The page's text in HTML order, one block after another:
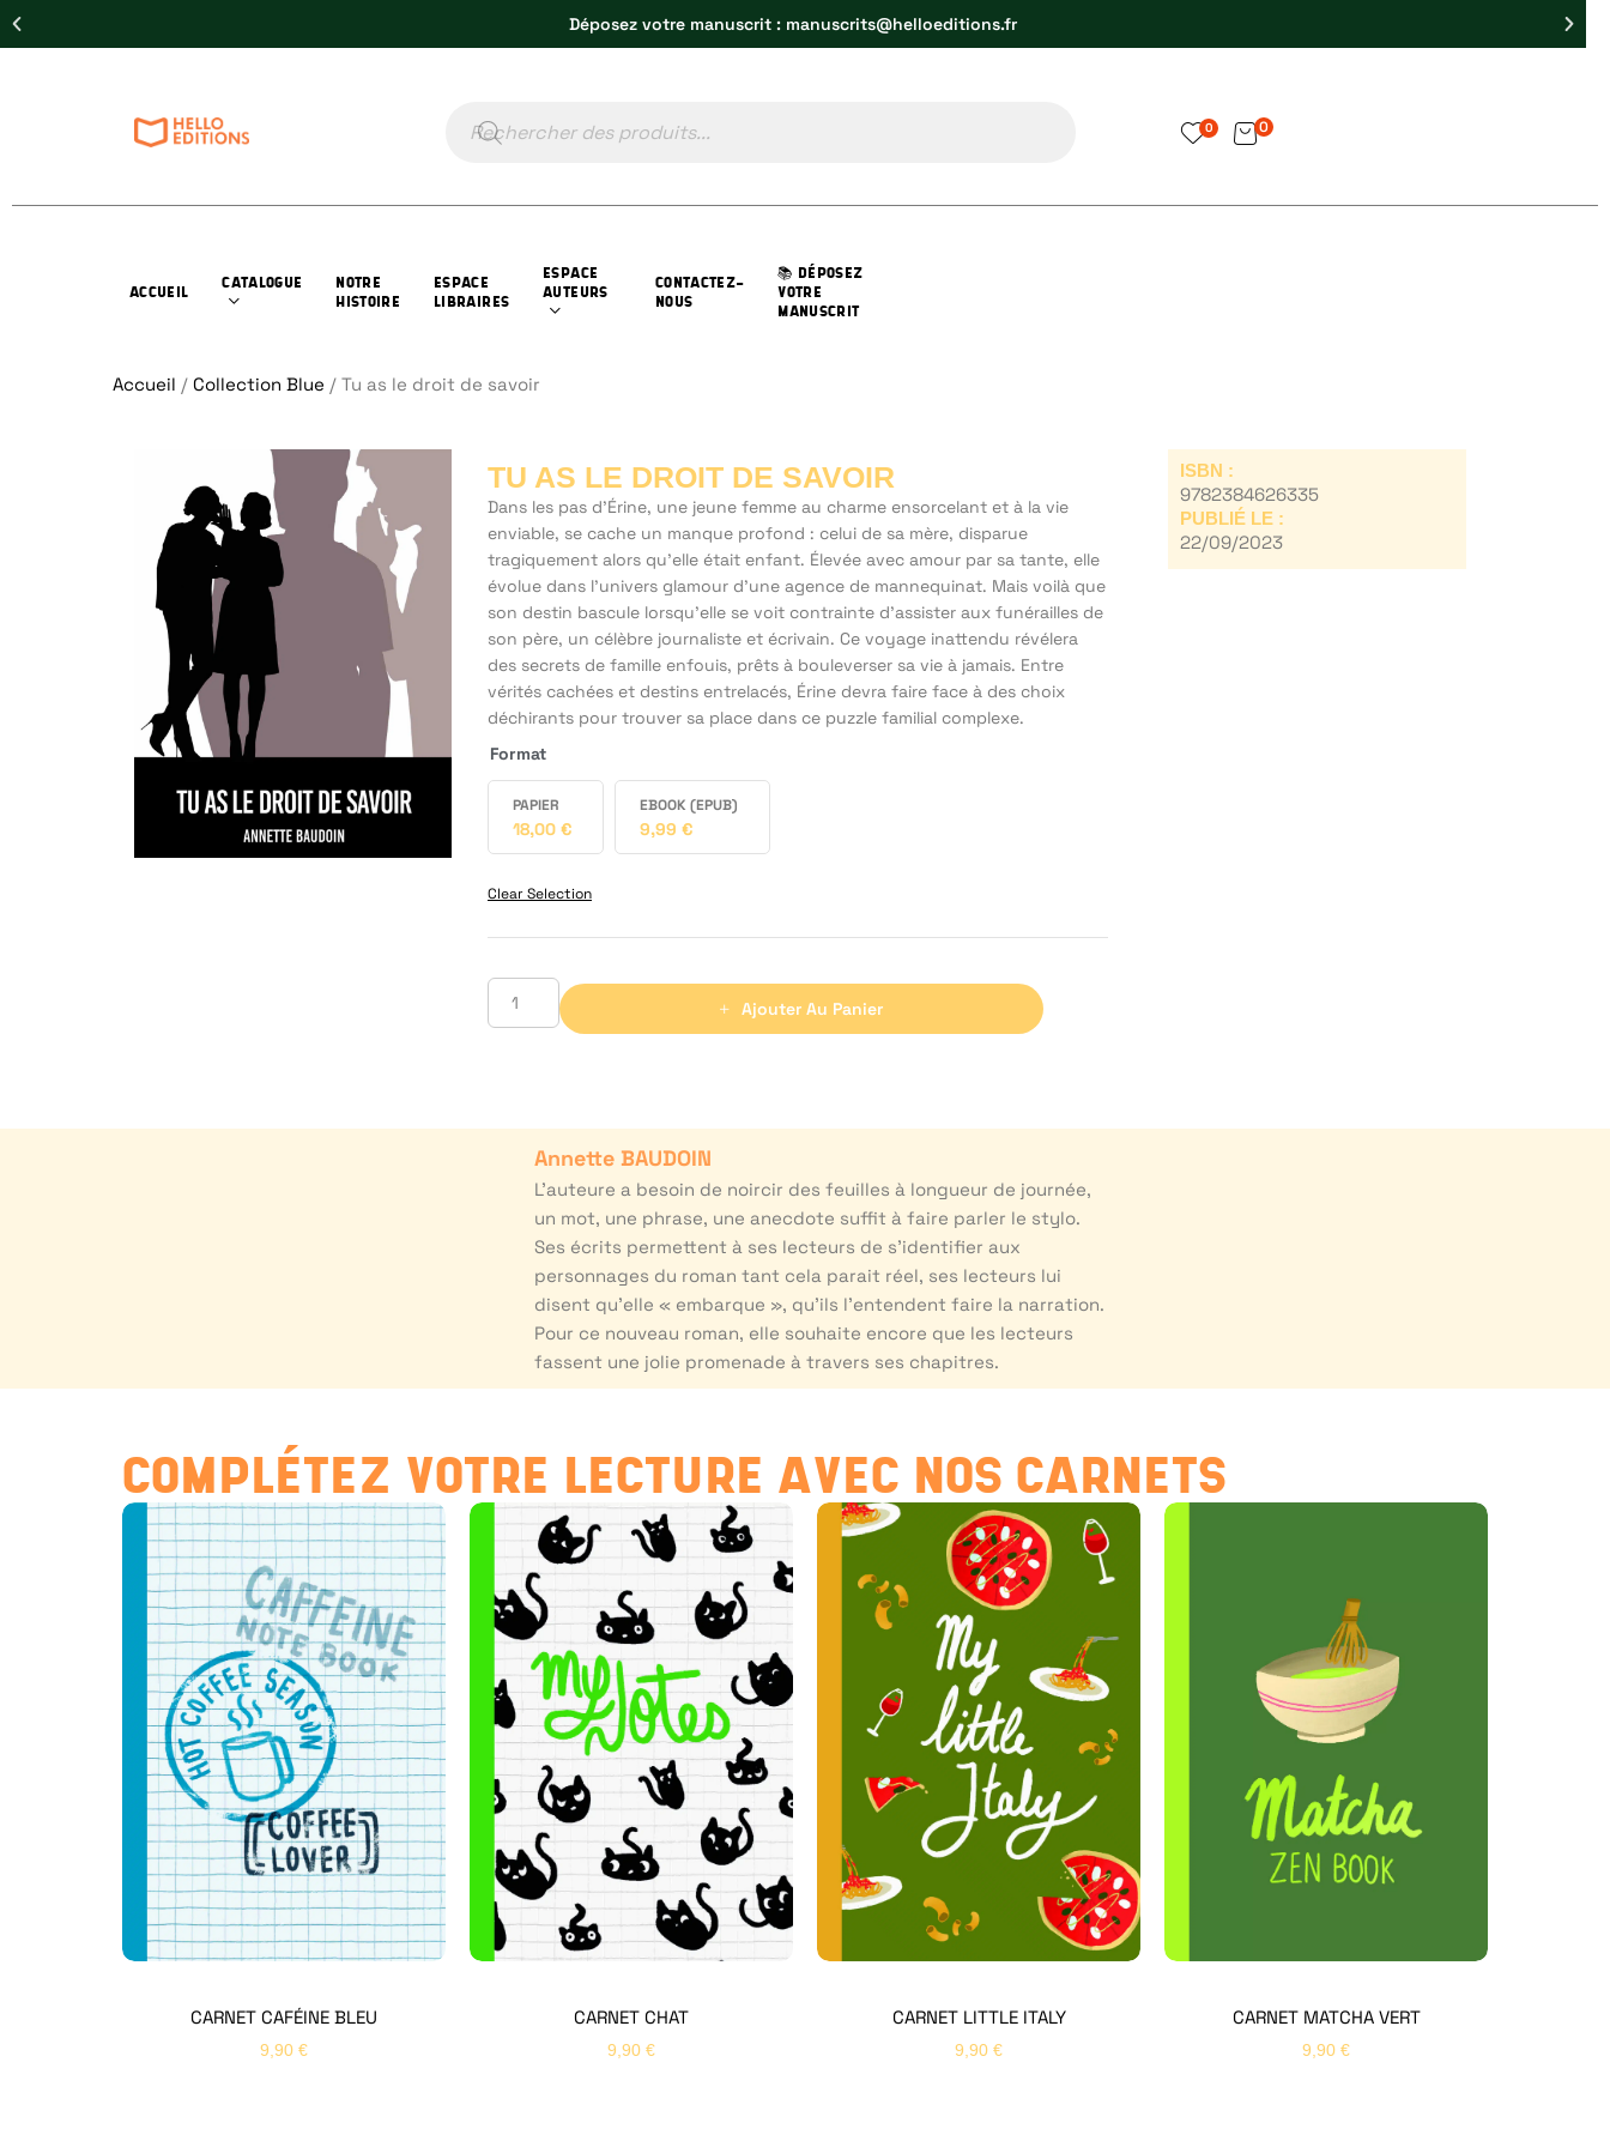
Déposez votre manuscrit : manuscrits@helloeditions.fr
0 0
ACCUEIL
CATALOGUE
NOTRE
HISTOIRE
ESPACE
LIBRAIRES
ESPACE
AUTEURS
CONTACTEZ-
NOUS
📚 DÉPOSEZ
VOTRE
MANUSCRIT
Accueil / Collection Blue / Tu as le droit de savoir
TU AS LE DROIT DE SAVOIR
Dans les pas d'Érine, une jeune femme au charme ensorcelant et à la vie
enviable, se cache un manque profond : celui de sa mère, disparue
tragiquement alors qu’elle était enfant. Élevée avec amour par sa tante, elle
évolue dans l'univers glamour d'une agence de mannequinat. Mais voilà que
son destin bascule lorsqu'elle se voit contrainte d'assister aux funérailles de
son père, un célèbre journaliste et écrivain. Ce voyage inattendu révélera
des secrets de famille enfouis, prêts à bouleverser sa vie à jamais. Entre
vérités cachées et destins entrelacés, Érine devra faire face à des choix
déchirants pour trouver sa place dans ce puzzle familial complexe.
Format
PAPIER
18,00 €
EBOOK (EPUB)
9,99 €
Clear Selection
Ajouter Au Panier
ISBN :
9782384626335
PUBLIÉ LE :
22/09/2023
Annette BAUDOIN
L’auteure a besoin de noircir des feuilles à longueur de journée,
un mot, une phrase, une anecdote suffit à faire parler le stylo.
Ses écrits permettent à ses lecteurs de s’identifier aux
personnages du roman tant cela parait réel, ses lecteurs lui
disent qu’elle « embarque », qu’ils l’entendent faire la narration.
Pour ce nouveau roman, elle souhaite encore que les lecteurs
fassent une jolie promenade à travers ses chapitres.
COMPLÉTEZ VOTRE LECTURE AVEC NOS CARNETS
CARNET CAFÉINE BLEU
9,90 €
CARNET CHAT
9,90 €
CARNET LITTLE ITALY
9,90 €
CARNET MATCHA VERT
9,90 €
Hello Editions
Nous revenons vers vous rapidement
Bonjour 👋
Nom* Prénom*